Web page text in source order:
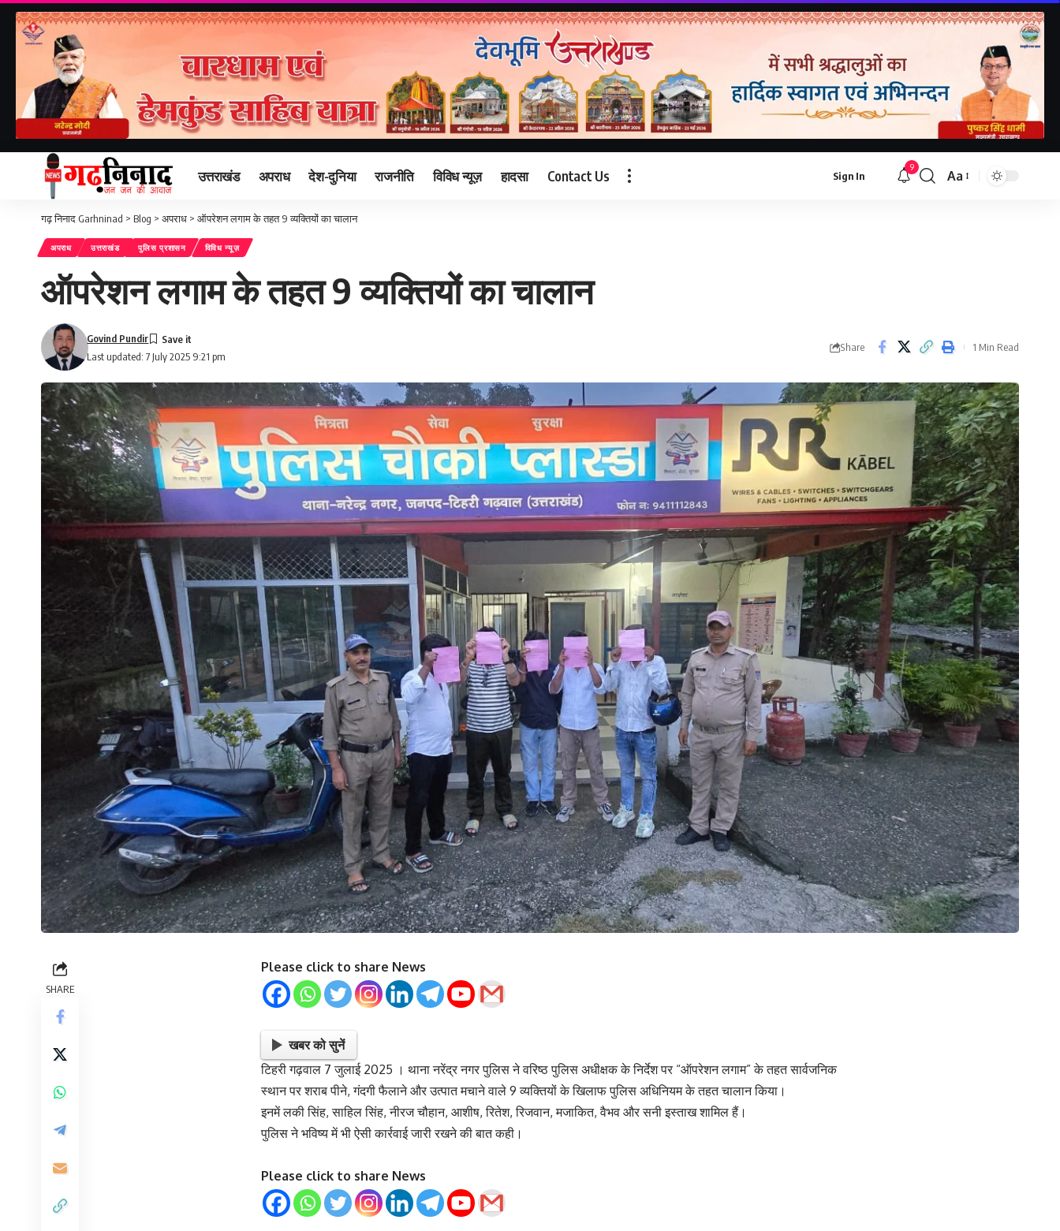
उत्तराखंड अपराध देश-दुनिया राजनीति विविध न्यूज़ हादसा Contact Us Sign In
9
Font
Aa
गढ़ निनाद Garhninad > Blog > अपराध > ऑपरेशन लगाम के तहत 9 व्यक्तियों का चालान
अपराध उत्तराखंड पुलिस प्रशासन विविध न्यूज़
ऑपरेशन लगाम के तहत 9 व्यक्तियों का चालान
Last updated: 7 July 2025 9:21 pm
Govind Pundir
Share 1 Min Read
SHARE
Please click to share News
खबर को सुनें
टिहरी गढ़वाल 7 जुलाई 2025 । थाना नरेंद्र नगर पुलिस ने वरिष्ठ पुलिस अधीक्षक के निर्देश पर “ऑपरेशन लगाम” के तहत सार्वजनिक
स्थान पर शराब पीने, गंदगी फैलाने और उत्पात मचाने वाले 9 व्यक्तियों के खिलाफ पुलिस अधिनियम के तहत चालान किया।
इनमें लकी सिंह, साहिल सिंह, नीरज चौहान, आशीष, रितेश, रिजवान, मजाकित, वैभव और सनी इस्ताख शामिल हैं।
पुलिस ने भविष्य में भी ऐसी कार्रवाई जारी रखने की बात कही।
Please click to share News